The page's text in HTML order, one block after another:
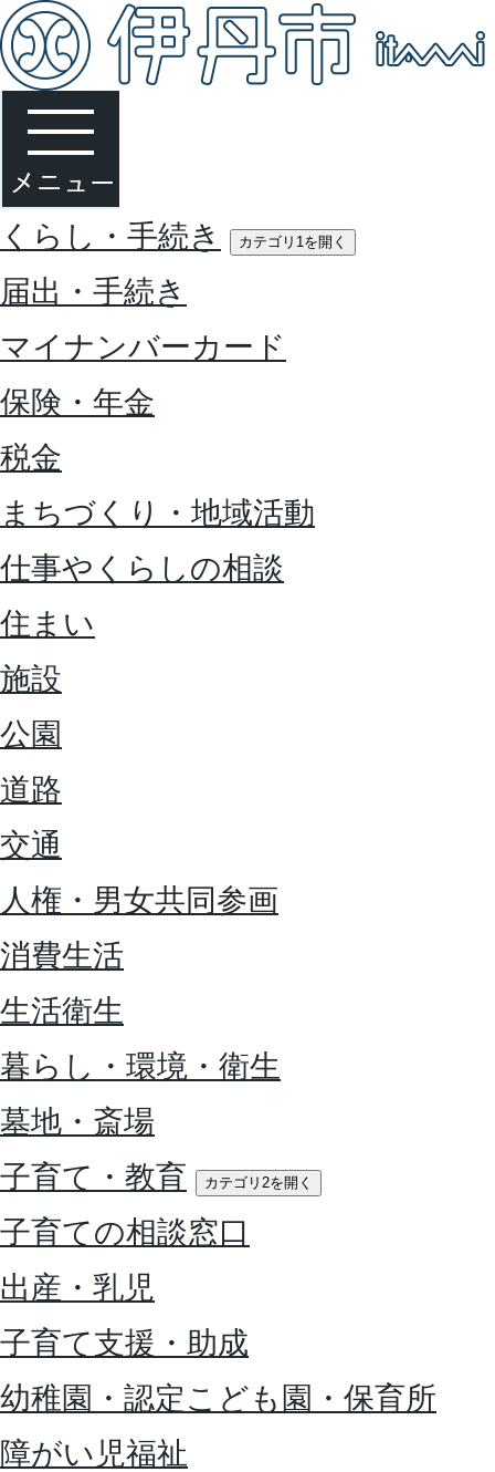
くらし・手続き カテゴリ1を開く
届出・手続き
マイナンバーカード
保険・年金
税金
まちづくり・地域活動
仕事やくらしの相談
住まい
施設
公園
道路
交通
人権・男女共同参画
消費生活
生活衛生
暮らし・環境・衛生
墓地・斎場
子育て・教育
カテゴリ2を開く
子育ての相談窓口
出産・乳児
子育て支援・助成
幼稚園・認定こども園・保育所
障がい児福祉